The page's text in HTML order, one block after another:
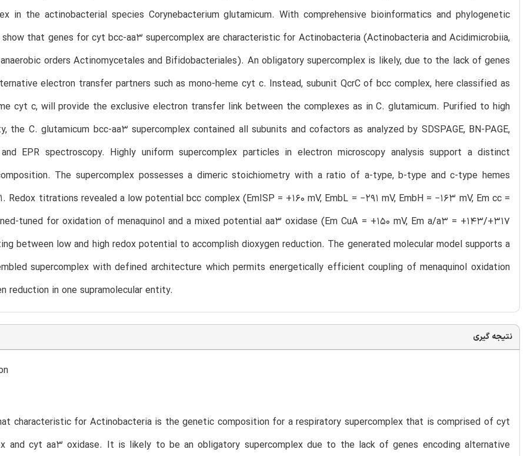
in the actinobacterial species Corynebacterium glutamicum. With comprehensive bioinformatics and phylogenetic
show that genes for cyt bcc-aa3 supercomplex are characteristic for Actinobacteria (Actinobacteria and Acidimicrobiia,
orders Actinomycetales and Bifidobacteriales). An obligatory supercomplex is likely, due to the lack of genes
electron transfer partners such as mono-heme cyt c. Instead, subunit QcrC of bcc complex, here classified as
cyt c, will provide the exclusive electron transfer link between the complexes as in C. glutamicum. Purified to high
the C. glutamicum bcc-aa3 supercomplex contained all subunits and cofactors as analyzed by SDSPAGE, BN-PAGE,
EPR spectroscopy. Highly uniform supercomplex particles in electron microscopy analysis support a distinct
The supercomplex possesses a dimeric stoichiometry with a ratio of a-type, b-type and c-type hemes
Redox titrations revealed a low potential bcc complex (EmISP = +160 mV, EmbL = −291 mV, EmbH = −163 mV, Em cc =
tuned for oxidation of menaquinol and a mixed potential aa3 oxidase (Em CuA = +150 mV, Em a/a3 = +143/+317
between low and high redox potential to accomplish dioxygen reduction. The generated molecular model supports a
supercomplex with defined architecture which permits energetically efficient coupling of menaquinol oxidation
reduction in one supramolecular entity.
نتیجه گیری
characteristic for Actinobacteria is the genetic composition for a respiratory supercomplex that is comprised of cyt
and cyt aa3 oxidase. It is likely to be an obligatory supercomplex due to the lack of genes encoding alternative